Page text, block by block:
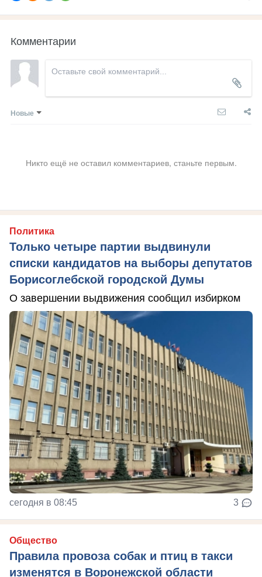
Комментарии
Новые
Никто ещё не оставил комментариев, станьте первым.
Политика
Только четыре партии выдвинули
списки кандидатов на выборы депутатов
Борисоглебской городской Думы
О завершении выдвижения сообщил избирком
сегодня в 08:45 3
Общество
Правила провоза собак и птиц в такси
изменятся в Воронежской области